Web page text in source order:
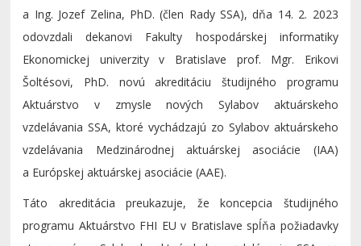
a Ing. Jozef Zelina, PhD. (člen Rady SSA), dňa 14. 2. 2023
odovzdali dekanovi Fakulty hospodárskej informatiky
Ekonomickej univerzity v Bratislave prof. Mgr. Erikovi
Šoltésovi, PhD. novú akreditáciu študijného programu
Aktuárstvo v zmysle nových Sylabov aktuárskeho
vzdelávania SSA, ktoré vychádzajú zo Sylabov aktuárskeho
vzdelávania Medzinárodnej aktuárskej asociácie (IAA)
a Európskej aktuárskej asociácie (AAE).
Táto akreditácia preukazuje, že koncepcia študijného
programu Aktuárstvo FHI EU v Bratislave spĺňa požiadavky